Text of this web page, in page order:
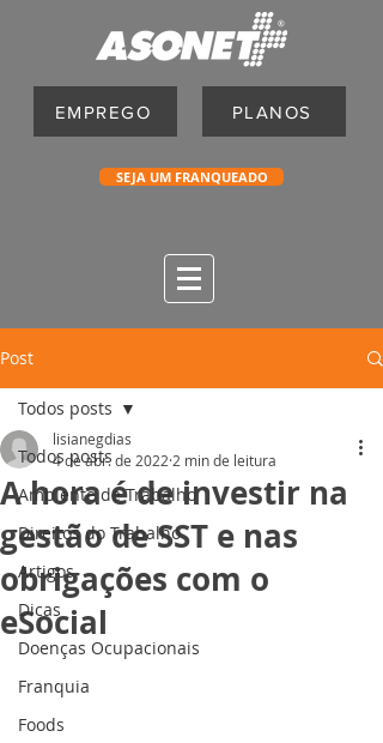
EMPREGO PLANOS
SEJA UM FRANQUEADO
Post
Todos posts
Ambiente de Trabalho
Direitos do Trabalho
Artigos
Dicas
Doenças Ocupacionais
Franquia
Foods
Todos posts
A hora é de investir na
gestão de SST e nas
obrigações com o
eSocial
lisianegdias
4 de abr. de 2022 2 min de leitura